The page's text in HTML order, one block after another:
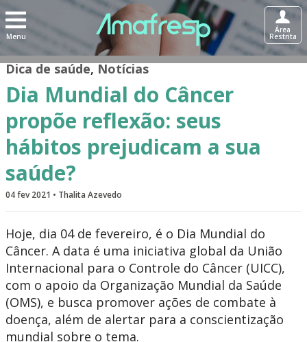
Menu
Área
Restrita
Dica de saúde,Notícias
Dia Mundial do Câncer
propõe reflexão: seus
hábitos prejudicam a sua
saúde?
04 fev 2021 • Thalita Azevedo
Hoje, dia 04 de fevereiro, é o Dia Mundial do
Câncer. A data é uma iniciativa global da União
Internacional para o Controle do Câncer (UICC),
com o apoio da Organização Mundial da Saúde
(OMS), e busca promover ações de combate à
doença, além de alertar para a conscientização
mundial sobre o tema.